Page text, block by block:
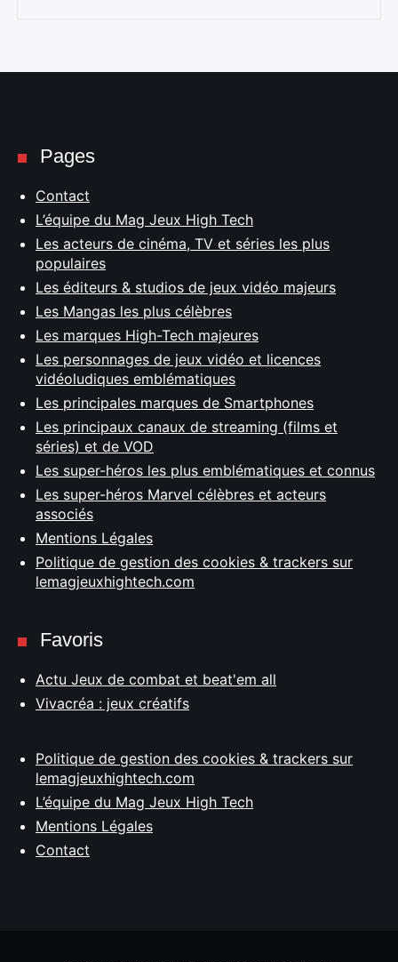
Pages
Contact
L’équipe du Mag Jeux High Tech
Les acteurs de cinéma, TV et séries les plus
populaires
Les éditeurs & studios de jeux vidéo majeurs
Les Mangas les plus célèbres
Les marques High-Tech majeures
Les personnages de jeux vidéo et licences
vidéoludiques emblématiques
Les principales marques de Smartphones
Les principaux canaux de streaming (films et
séries) et de VOD
Les super-héros les plus emblématiques et connus
Les super-héros Marvel célèbres et acteurs
associés
Mentions Légales
Politique de gestion des cookies & trackers sur
lemagjeuxhightech.com
Favoris
Actu Jeux de combat et beat'em all
Vivacréa : jeux créatifs
Politique de gestion des cookies & trackers sur
lemagjeuxhightech.com
L’équipe du Mag Jeux High Tech
Mentions Légales
Contact